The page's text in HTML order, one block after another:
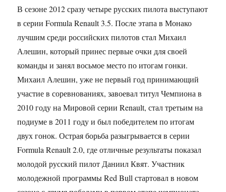
В сезоне 2012 сразу четыре русских пилота выступают
в серии Formula Renault 3.5. После этапа в Монако
лучшим среди российских пилотов стал Михаил
Алешин, который принес первые очки для своей
команды и занял восьмое место по итогам гонки.
Михаил Алешин, уже не первый год принимающий
участие в соревнованиях, завоевал титул Чемпиона в
2010 году на Мировой серии Renault, стал третьим на
подиуме в 2011 году и был победителем по итогам
двух гонок. Острая борьба разыгрывается в серии
Formula Renault 2.0, где отличные результаты показал
молодой русский пилот Даниил Квят. Участник
молодежной программы Red Bull стартовал в новом